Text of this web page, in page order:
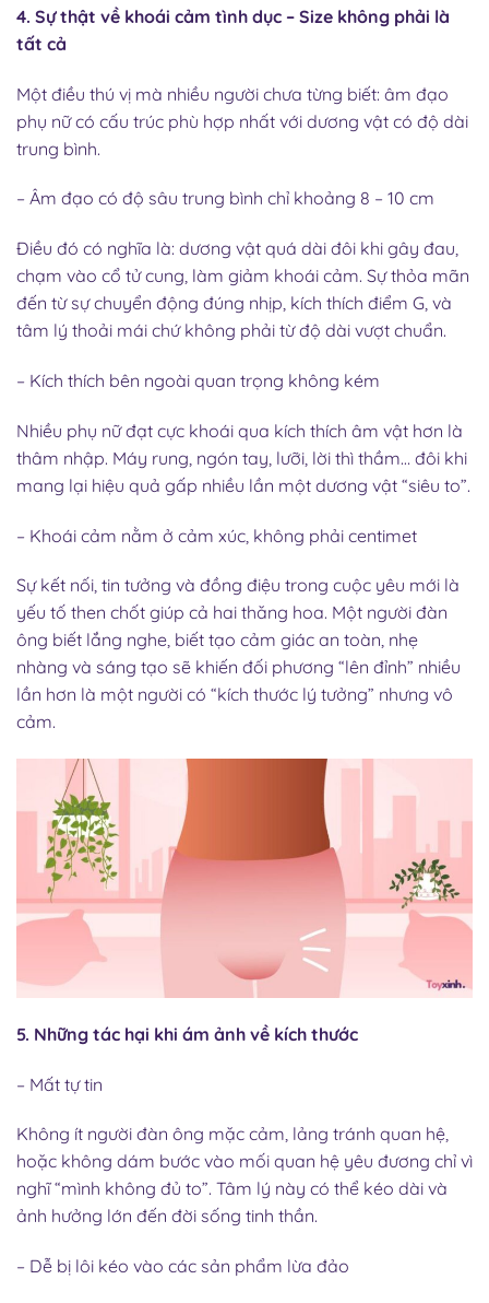
4. Sự thật về khoái cảm tình dục – Size không phải là
tất cả
Một điều thú vị mà nhiều người chưa từng biết: âm đạo
phụ nữ có cấu trúc phù hợp nhất với dương vật có độ dài
trung bình.
– Âm đạo có độ sâu trung bình chỉ khoảng 8 – 10 cm
Điều đó có nghĩa là: dương vật quá dài đôi khi gây đau,
chạm vào cổ tử cung, làm giảm khoái cảm. Sự thỏa mãn
đến từ sự chuyển động đúng nhịp, kích thích điểm G, và
tâm lý thoải mái chứ không phải từ độ dài vượt chuẩn.
– Kích thích bên ngoài quan trọng không kém
Nhiều phụ nữ đạt cực khoái qua kích thích âm vật hơn là
thâm nhập. Máy rung, ngón tay, lưỡi, lời thì thầm… đôi khi
mang lại hiệu quả gấp nhiều lần một dương vật “siêu to”.
– Khoái cảm nằm ở cảm xúc, không phải centimet
Sự kết nối, tin tưởng và đồng điệu trong cuộc yêu mới là
yếu tố then chốt giúp cả hai thăng hoa. Một người đàn
ông biết lắng nghe, biết tạo cảm giác an toàn, nhẹ
nhàng và sáng tạo sẽ khiến đối phương “lên đỉnh” nhiều
lần hơn là một người có “kích thước lý tưởng” nhưng vô
cảm.
5. Những tác hại khi ám ảnh về kích thước
– Mất tự tin
Không ít người đàn ông mặc cảm, lảng tránh quan hệ,
hoặc không dám bước vào mối quan hệ yêu đương chỉ vì
nghĩ “mình không đủ to”. Tâm lý này có thể kéo dài và
ảnh hưởng lớn đến đời sống tinh thần.
– Dễ bị lôi kéo vào các sản phẩm lừa đảo